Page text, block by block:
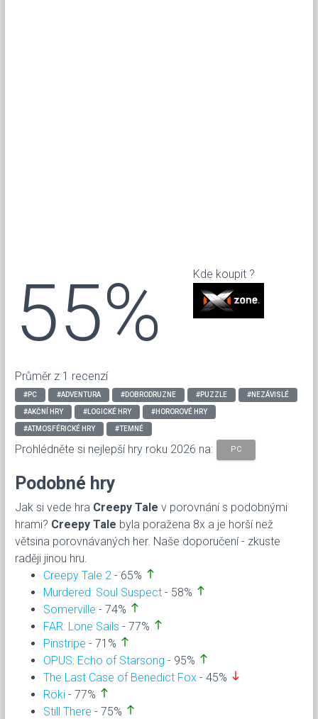
55%
Průměr z 1 recenzí
Kde koupit ?
#PC #ADVENTURA #DOBRODRUZNE #PUZZLE #NEZÁVISLÉ
#AKČNÍ HRY #LOGICKÉ HRY #HOROROVÉ HRY
#ATMOSFÉRICKÉ HRY #TEMNÉ
Prohlédněte si nejlepší hry roku 2026 na: PC
Podobné hry
Jak si vede hra Creepy Tale v porovnání s podobnými
hrami? Creepy Tale byla poražena 8x a je horší než
větsina porovnávaných her. Naše doporučení - zkuste
raději jinou hru.
Creepy Tale 2 - 65% north
Murdered: Soul Suspect - 58% north
Somerville - 74% north
FAR: Lone Sails - 77% north
Pinstripe - 71% north
OPUS: Echo of Starsong - 95% north
The Last Case of Benedict Fox - 45% south
Röki - 77% north
Still There - 75% north